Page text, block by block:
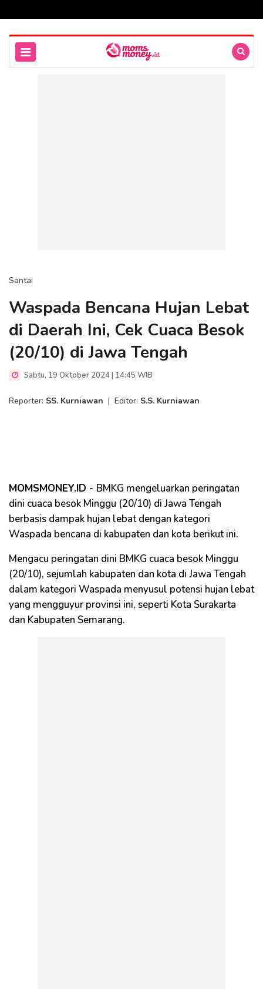
Santai
Waspada Bencana Hujan Lebat
di Daerah Ini, Cek Cuaca Besok
(20/10) di Jawa Tengah
Sabtu, 19 Oktober 2024 | 14:45 WIB
Reporter: SS. Kurniawan | Editor: S.S. Kurniawan
MOMSMONEY.ID - BMKG mengeluarkan peringatan
dini cuaca besok Minggu (20/10) di Jawa Tengah
berbasis dampak hujan lebat dengan kategori
Waspada bencana di kabupaten dan kota berikut ini.
Mengacu peringatan dini BMKG cuaca besok Minggu
(20/10), sejumlah kabupaten dan kota di Jawa Tengah
dalam kategori Waspada menyusul potensi hujan lebat
yang mengguyur provinsi ini, seperti Kota Surakarta
dan Kabupaten Semarang.